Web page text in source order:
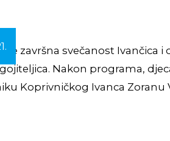
je završna svečanost
Nakon programa,
Koprivničkog Ivanca